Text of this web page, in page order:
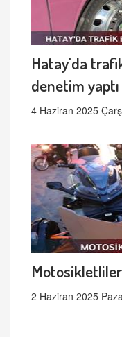
Hatay'da
denetim yaptı
4 Haziran 2025
2 Haziran 2025